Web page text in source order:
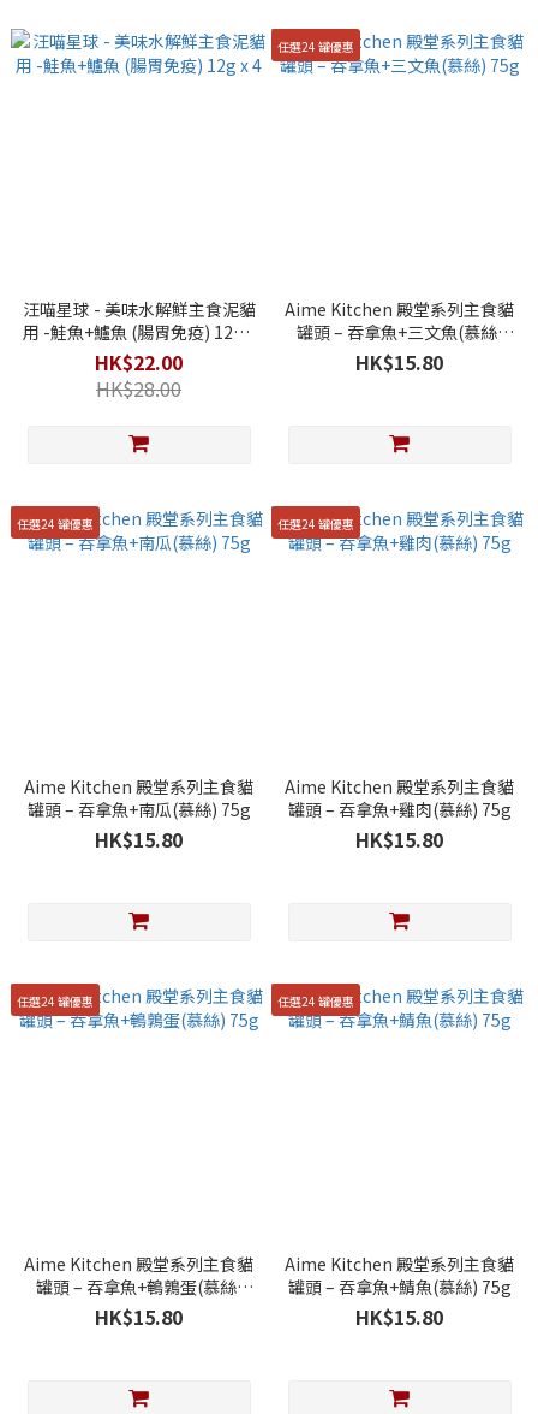
汪喵星球 - 美味水解鮮主食泥貓
用 -鮭魚+鱸魚 (腸胃免疫) 12g x
4
HK$22.00
HK$28.00
任選24 罐優惠
Aime Kitchen 殿堂系列主食貓
罐頭 – 吞拿魚+三文魚(慕絲)
75g
HK$15.80
任選24 罐優惠
Aime Kitchen 殿堂系列主食貓
罐頭 – 吞拿魚+南瓜(慕絲) 75g
HK$15.80
任選24 罐優惠
Aime Kitchen 殿堂系列主食貓
罐頭 – 吞拿魚+雞肉(慕絲) 75g
HK$15.80
任選24 罐優惠
Aime Kitchen 殿堂系列主食貓
罐頭 – 吞拿魚+鵪鶉蛋(慕絲)
75g
HK$15.80
任選24 罐優惠
Aime Kitchen 殿堂系列主食貓
罐頭 – 吞拿魚+鯖魚(慕絲) 75g
HK$15.80